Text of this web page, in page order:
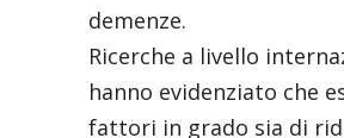
demenze.
Ricerche a livello
hanno evidenziato che
fattori in grado sia di